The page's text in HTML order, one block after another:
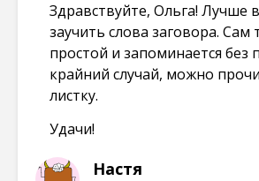
Здравствуйте, Ольга! Лучше
заучить слова заговора. Сам
простой и запоминается без
крайний случай, можно
листку.
Удачи!
Настя